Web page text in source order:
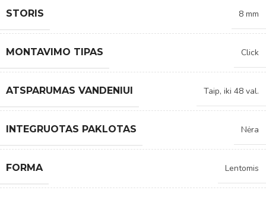
STORIS 8 mm
MONTAVIMO TIPAS Click
ATSPARUMAS VANDENIUI Taip, iki 48 val.
INTEGRUOTAS PAKLOTAS Nėra
FORMA Lentomis